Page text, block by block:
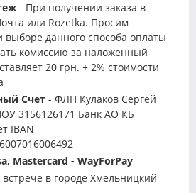
- При получении заказа в
или Rozetka. Просим
выборе данного способа оплаты
комиссию за наложенный
20 грн. + 2% стоимости
Счет - ФЛП Кулаков Сергей
3156126171 Банк АО КБ
IBAN
Mastercard - WayForPay
в городе Хмельницкий